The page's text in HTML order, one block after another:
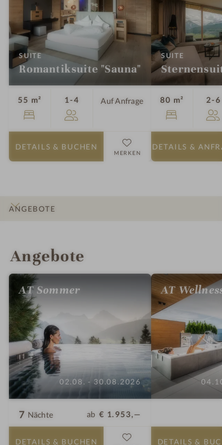
SUITE:
Romantiksuite "Sauna"
55 m² 1-4 PersonenAuf Anfrage
DETAILS & BUCHEN
MERKEN
SUITE
80 m² 2-6
DETAILS &
ANGEBOTE
Angebote
AT Sommer
02.08. - 30.08.2026
7 Nächte ab € 1.953,—
DETAILS & BUCHEN
AT
DETAILS &